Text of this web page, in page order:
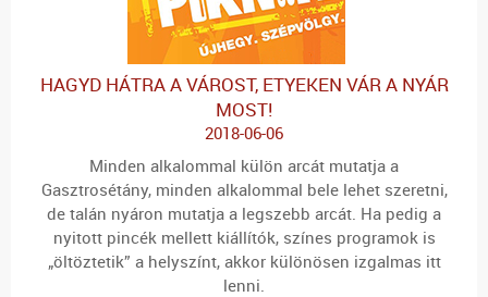
HAGYD HÁTRA A VÁROST, ETYEKEN VÁR A NYÁR
MOST!
2018-06-06
Minden alkalommal külön arcát mutatja a
Gasztrosétány, minden alkalommal bele lehet szeretni,
de talán nyáron mutatja a legszebb arcát. Ha pedig a
nyitott pincék mellett kiállítók, színes programok is
„öltöztetik” a helyszínt, akkor különösen izgalmas itt
lenni.